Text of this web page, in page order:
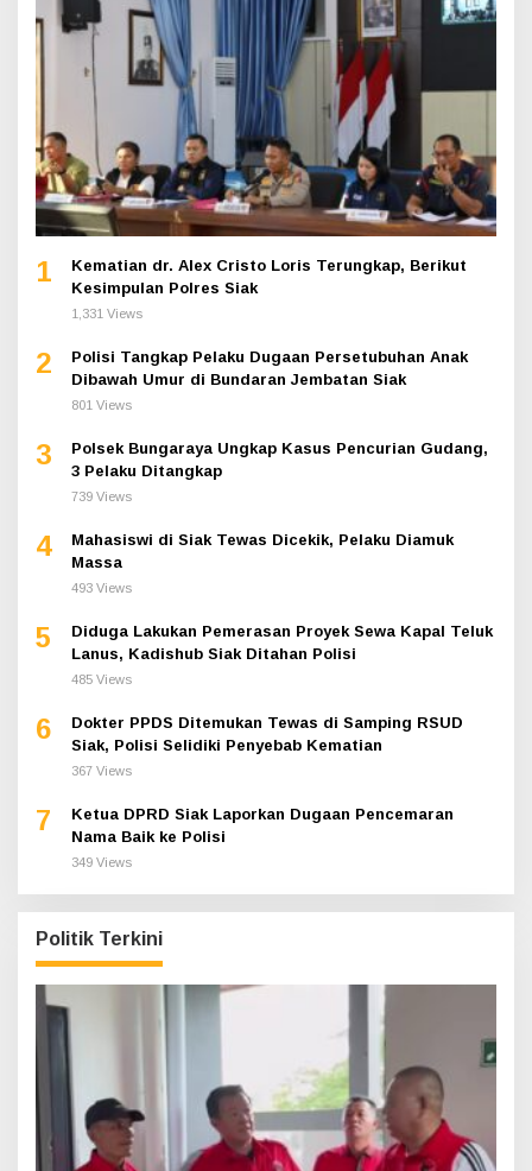
1
Kematian dr. Alex Cristo Loris Terungkap, Berikut
Kesimpulan Polres Siak
1,331 Views
2
Polisi Tangkap Pelaku Dugaan Persetubuhan Anak
Dibawah Umur di Bundaran Jembatan Siak
801 Views
3
Polsek Bungaraya Ungkap Kasus Pencurian Gudang,
3 Pelaku Ditangkap
739 Views
4
Mahasiswi di Siak Tewas Dicekik, Pelaku Diamuk
Massa
493 Views
5
Diduga Lakukan Pemerasan Proyek Sewa Kapal Teluk
Lanus, Kadishub Siak Ditahan Polisi
485 Views
6
Dokter PPDS Ditemukan Tewas di Samping RSUD
Siak, Polisi Selidiki Penyebab Kematian
367 Views
7
Ketua DPRD Siak Laporkan Dugaan Pencemaran
Nama Baik ke Polisi
349 Views
Politik Terkini